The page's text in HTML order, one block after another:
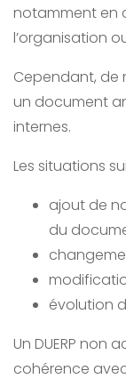
notamment en
l’organisation
Cependant, de
un document
internes.
Les situations
ajout de
du
évolution
Un DUERP non
cohérence